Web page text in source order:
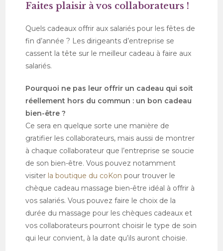
Faites plaisir à vos collaborateurs !
Quels cadeaux offrir aux salariés pour les fêtes de
fin d’année ? Les dirigeants d’entreprise se
cassent la tête sur le meilleur cadeau à faire aux
salariés.
Pourquoi ne pas leur offrir un cadeau qui soit
réellement hors du commun : un bon cadeau
bien-être ?
Ce sera en quelque sorte une manière de
gratifier les collaborateurs, mais aussi de montrer
à chaque collaborateur que l’entreprise se soucie
de son bien-être. Vous pouvez notamment
visiter la boutique du coKon pour trouver le
chèque cadeau massage bien-être idéal à offrir à
vos salariés. Vous pouvez faire le choix de la
durée du massage pour les chèques cadeaux et
vos collaborateurs pourront choisir le type de soin
qui leur convient, à la date qu’ils auront choisie.